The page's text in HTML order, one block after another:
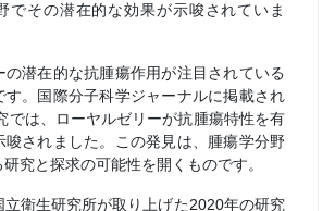
でその潜在的な効果が示唆されていま
の潜在的な抗腫瘍作用が注目されている
す。国際分子科学ジャーナルに掲載され
では、ローヤルゼリーが抗腫瘍特性を有
唆されました。この発見は、腫瘍学分野
究と探求の可能性を開くものです。
立衛生研究所が取り上げた2020年の研究